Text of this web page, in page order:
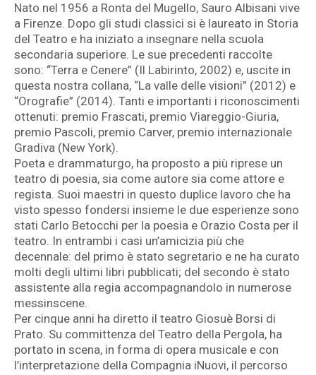
Nato nel 1956 a Ronta del Mugello, Sauro Albisani vive
a Firenze. Dopo gli studi classici si è laureato in Storia
del Teatro e ha iniziato a insegnare nella scuola
secondaria superiore. Le sue precedenti raccolte
sono: “Terra e Cenere” (Il Labirinto, 2002) e, uscite in
questa nostra collana, “La valle delle visioni” (2012) e
“Orografie” (2014). Tanti e importanti i riconoscimenti
ottenuti: premio Frascati, premio Viareggio-Giuria,
premio Pascoli, premio Carver, premio internazionale
Gradiva (New York).
Poeta e drammaturgo, ha proposto a più riprese un
teatro di poesia, sia come autore sia come attore e
regista. Suoi maestri in questo duplice lavoro che ha
visto spesso fondersi insieme le due esperienze sono
stati Carlo Betocchi per la poesia e Orazio Costa per il
teatro. In entrambi i casi un’amicizia più che
decennale: del primo è stato segretario e ne ha curato
molti degli ultimi libri pubblicati; del secondo è stato
assistente alla regia accompagnandolo in numerose
messinscene.
Per cinque anni ha diretto il teatro Giosuè Borsi di
Prato. Su committenza del Teatro della Pergola, ha
portato in scena, in forma di opera musicale e con
l’interpretazione della Compagnia iNuovi, il percorso